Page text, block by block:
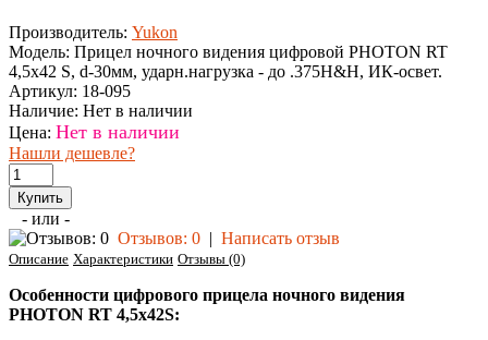
Производитель: Yukon
Модель: Прицел ночного видения цифровой PHOTON RT
4,5x42 S, d-30мм, ударн.нагрузка - до .375H&H, ИК-освет.
Артикул: 18-095
Наличие: Нет в наличии
Цена: Нет в наличии
Нашли дешевле?
- или -
Отзывов: 0 | Написать отзыв
Описание Характеристики Отзывы (0)
Особенности цифрового прицела ночного видения
PHOTON RT 4,5x42S: